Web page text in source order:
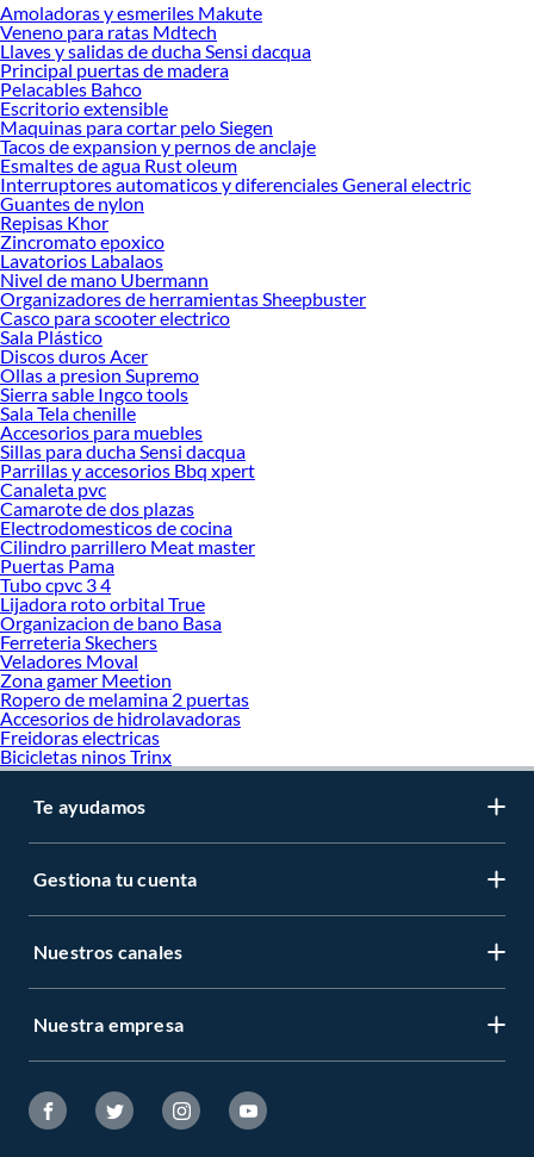
según el tipo de tarea y el nivel de protección requerido. Además, muchos
diseños incorporan detalles prácticos que facilitan el día a día sin sacrificar
confort.
Explorar las alternativas te ayudará a comparar beneficios y elegir la opción que
mejor se ajuste a tus necesidades. Descubre cuál se adapta mejor a ti y conoce
más sobre sus ventajas para trabajar con seguridad y confianza. Explora
nuestras colecciones disponibles y encuentra la ropa que hará tu labor más
cómoda y eficiente.
Complementa tu compra con estos productos:
Chaleco de seguridad
Faja lumbar para trabajar
Parte inferior del cuerpo
Parte superior del cuerpo
Mameluco
Ropa y Protección
Epp
Impermeable para lluvia
Zapatos de seguridad
Amoladoras y esmeriles Makute
Veneno para ratas Mdtech
Llaves y salidas de ducha Sensi dacqua
Principal puertas de madera
Pelacables Bahco
Escritorio extensible
Maquinas para cortar pelo Siegen
Tacos de expansion y pernos de anclaje
Esmaltes de agua Rust oleum
Interruptores automaticos y diferenciales General electric
Guantes de nylon
Repisas Khor
Zincromato epoxico
Lavatorios Labalaos
Nivel de mano Ubermann
Organizadores de herramientas Sheepbuster
Casco para scooter electrico
Sala Plástico
Discos duros Acer
Ollas a presion Supremo
Sierra sable Ingco tools
Sala Tela chenille
Accesorios para muebles
Sillas para ducha Sensi dacqua
Parrillas y accesorios Bbq xpert
Canaleta pvc
Camarote de dos plazas
Electrodomesticos de cocina
Cilindro parrillero Meat master
Puertas Pama
Tubo cpvc 3 4
Lijadora roto orbital True
Organizacion de bano Basa
Ferreteria Skechers
Veladores Moval
Zona gamer Meetion
Ropero de melamina 2 puertas
Accesorios de hidrolavadoras
Freidoras electricas
Bicicletas ninos Trinx
Te ayudamos
Gestiona tu cuenta
Nuestros canales
Nuestra empresa